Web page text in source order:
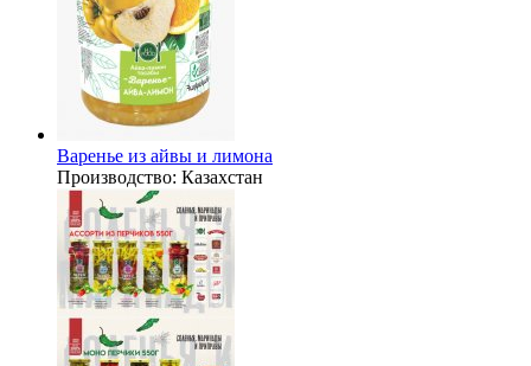
Варенье из айвы и лимона
Производство: Казахстан